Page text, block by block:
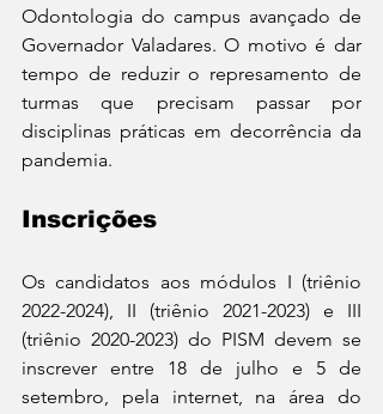
Odontologia do campus avançado de
Governador Valadares. O motivo é dar
tempo de reduzir o represamento de
turmas que precisam passar por
disciplinas práticas em decorrência da
pandemia.
Inscrições
Os candidatos aos módulos I (triênio
2022-2024), II (triênio 2021-2023) e III
(triênio 2020-2023) do PISM devem se
inscrever entre 18 de julho e 5 de
setembro, pela internet, na área do